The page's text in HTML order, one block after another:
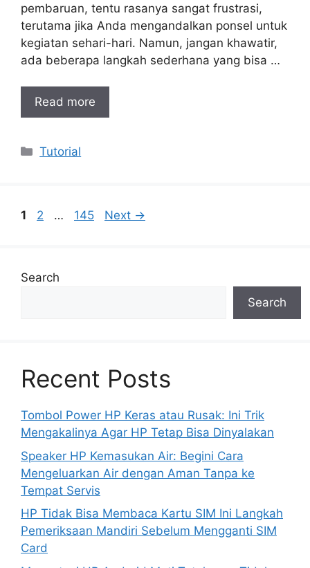
pembaruan, tentu rasanya sangat frustrasi,
terutama jika Anda mengandalkan ponsel untuk
kegiatan sehari-hari. Namun, jangan khawatir,
ada beberapa langkah sederhana yang bisa …
Read more
Categories
Tutorial
Page
1 Page
2 … Page
145 Next →
Search
Search
Recent Posts
Tombol Power HP Keras atau Rusak: Ini Trik
Mengakalinya Agar HP Tetap Bisa Dinyalakan
Speaker HP Kemasukan Air: Begini Cara
Mengeluarkan Air dengan Aman Tanpa ke
Tempat Servis
HP Tidak Bisa Membaca Kartu SIM Ini Langkah
Pemeriksaan Mandiri Sebelum Mengganti SIM
Card